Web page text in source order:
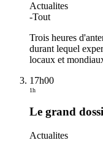
Actualites
-Tout
Trois heures
durant lequel
locaux et
17h00
1h
Le grand
Actualites